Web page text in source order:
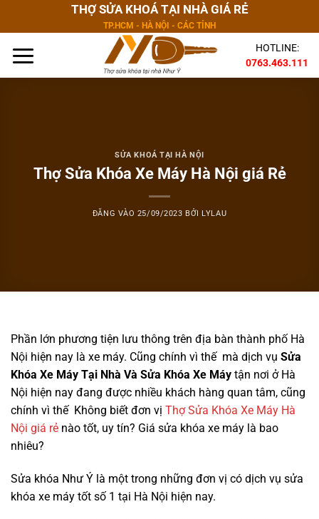
dung
THỢ SỬA KHOÁ TẠI NHÀ GIÁ RẺ
TP.HCM - HÀ NỘI - CÁC TỈNH
HOTLINE:
0763.463.111
SỬA KHOÁ TẠI HÀ NỘI
Thợ Sửa Khóa Xe Máy Hà Nội giá Rẻ
ĐĂNG VÀO 25/09/2023 BỞI LYLAU
Phần lớn phương tiện lưu thông trên địa bàn thành phố Hà
Nội hiện nay là xe máy. Cũng chính vì thế mà dịch vụ Sửa
Khóa Xe Máy Tại Nhà Và Sửa Khóa Xe Máy tận nơi ở Hà
Nội hiện nay đang được nhiều khách hàng quan tâm, cũng
chính vì thế Không biết đơn vị Thợ Sửa Khóa Xe Máy Hà
Nội giá rẻ nào tốt, uy tín? Giá sửa khóa xe máy là bao
nhiêu?
Sửa khóa Như Ý là một trong những đơn vị có dịch vụ sửa
khóa xe máy tốt số 1 tại Hà Nội hiện nay.